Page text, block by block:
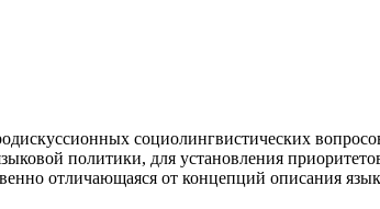
социолингвистических
политики, для установления
отличающаяся от концепций описания